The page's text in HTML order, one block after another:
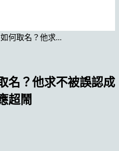
何取名？他求...
名？他求不被誤認成
超鬧